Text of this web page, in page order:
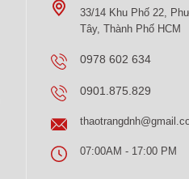
33/14 Khu Phố 22,
Tây, Thành Phố HCM
0978 602 634
0901.875.829
07:00AM - 17:00 PM